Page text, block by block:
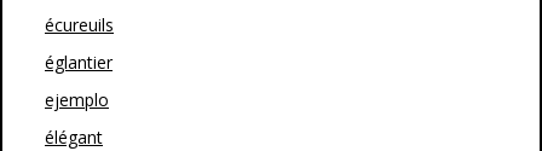
écureuils
églantier
ejemplo
élégant